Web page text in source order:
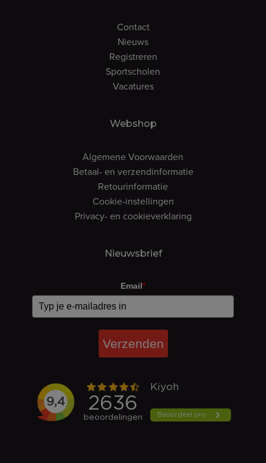
Contact
Nieuws
Registreren
Sportscholen
Vacatures
Webshop
Algemene Voorwaarden
Betaal- en verzendinformatie
Retourinformatie
Cookie-instellingen
Privacy- en cookieverklaring
Nieuwsbrief
Email*
Verzenden